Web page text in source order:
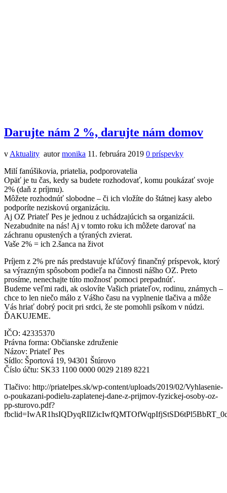
Darujte nám 2 %, darujte nám domov
v Aktuality autormonika 11. februára 2019 0 príspevky
Milí fanúšikovia, priatelia, podporovatelia
Opäť je tu čas, kedy sa budete rozhodovať, komu poukázať svoje
2% (daň z príjmu).
Môžete rozhodnúť slobodne – či ich vložíte do štátnej kasy alebo
podporíte neziskovú organizáciu.
Aj OZ Priateľ Pes je jednou z uchádzajúcich sa organizácii.
Nezabudnite na nás! Aj v tomto roku ich môžete darovať na
záchranu opustených a týraných zvierat.
Vaše 2% = ich 2.šanca na život
Príjem z 2% pre nás predstavuje kľúčový finančný príspevok, ktorý
sa výrazným spôsobom podieľa na činnosti nášho OZ. Preto
prosíme, nenechajte túto možnosť pomoci prepadnúť.
Budeme veľmi radi, ak oslovíte Vašich priateľov, rodinu, známych –
chce to len niečo málo z Vášho času na vyplnenie tlačiva a môže
Vás hriať dobrý pocit pri srdci, že ste pomohli psíkom v núdzi.
ĎAKUJEME.
IČO: 42335370
Právna forma: Občianske združenie
Názov: Priateľ Pes
Sídlo: Športová 19, 94301 Štúrovo
Číslo účtu: SK33 1100 0000 0029 2189 8221
Tlačivo: http://priatelpes.sk/wp-content/uploads/2019/02/Vyhlasenie-
o-poukazani-podielu-zaplatenej-dane-z-prijmov-fyzickej-osoby-oz-
pp-sturovo.pdf?